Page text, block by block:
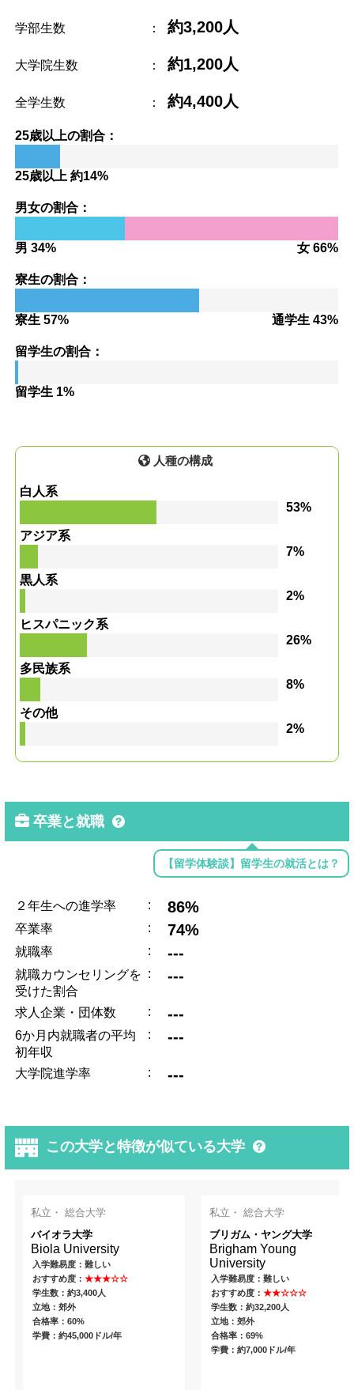
学部生数 ： 約3,200人
大学院生数 ： 約1,200人
全学生数 ： 約4,400人
25歳以上の割合：
25歳以上 約14%
男女の割合：
男 34% 女 66%
寮生の割合：
寮生 57% 通学生 43%
留学生の割合：
留学生 1%
人種の構成
白人系
53%
アジア系
7%
黒人系
2%
ヒスパニック系
26%
多民族系
8%
その他
2%
卒業と就職
【留学体験談】留学生の就活とは？
２年生への進学率 : 86%
卒業率 : 74%
就職率 : ---
就職カウンセリングを
受けた割合
: ---
求人企業・団体数 : ---
6か月内就職者の平均
初年収
: ---
大学院進学率 : ---
この大学と特徴が似ている大学
私立・ 総合大学
バイオラ大学
Biola University
入学難易度：難しい
おすすめ度：★★★☆☆
学生数：約3,400人
立地：郊外
合格率：60%
学費：約45,000ドル/年
私立・ 総合大学
ブリガム・ヤング大学
Brigham Young
University
入学難易度：難しい
おすすめ度： ★★☆☆☆
学生数：約32,200人
立地：郊外
合格率：69%
学費：約7,000ドル/年